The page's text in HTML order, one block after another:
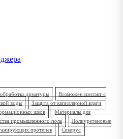
арматуры
Возможен контакт с
воды
Защита от капиллярной влаги
швов
Материалы для
промышленного пола
Полиуретановые
протечек
Северус